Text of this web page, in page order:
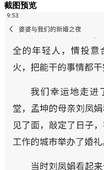
截图预览